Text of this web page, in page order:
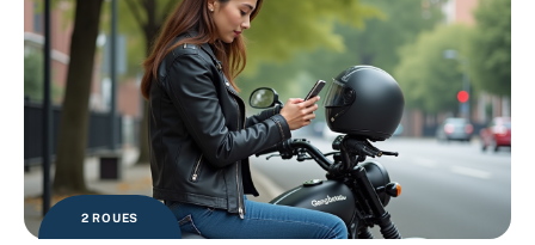
2 ROUES